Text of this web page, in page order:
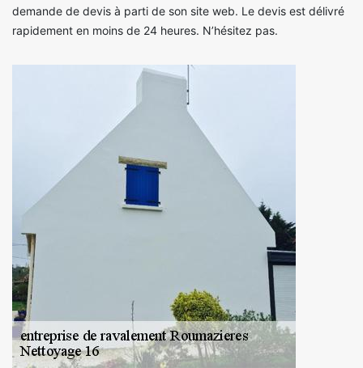
demande de devis à parti de son site web. Le devis est délivré
rapidement en moins de 24 heures. N’hésitez pas.